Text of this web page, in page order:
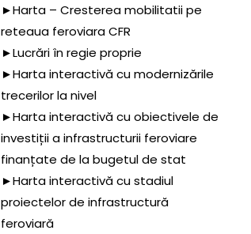
►Harta – Cresterea mobilitatii pe
reteaua feroviara CFR
►Lucrări în regie proprie
►Harta interactivă cu modernizările
trecerilor la nivel
►Harta interactivă cu obiectivele de
investiții a infrastructurii feroviare
finanțate de la bugetul de stat
►Harta interactivă cu stadiul
proiectelor de infrastructură
feroviară